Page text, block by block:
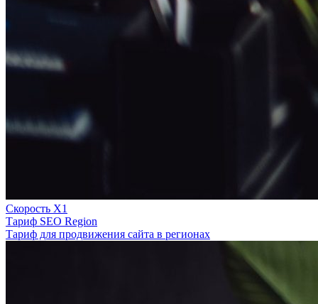
Скорость Х1
Тариф SEO Region
Тариф для продвижения сайта в регионах